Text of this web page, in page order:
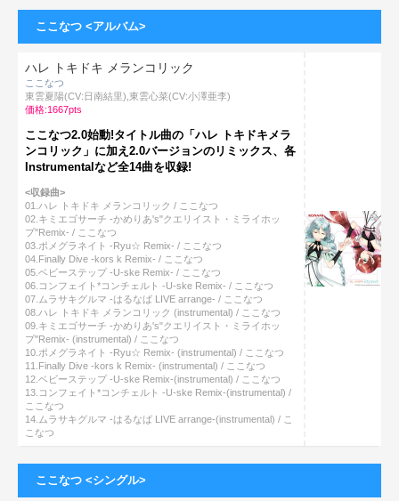
ここなつ <アルバム>
ハレ トキドキ メランコリック
ここなつ
東雲夏陽(CV:日南結里),東雲心菜(CV:小澤亜李)
価格:1667pts
ここなつ2.0始動!タイトル曲の「ハレ トキドキメラ
ンコリック」に加え2.0バージョンのリミックス、各
Instrumentalなど全14曲を収録!
<収録曲>
01.ハレ トキドキ メランコリック / ここなつ
02.キミエゴサーチ -かめりあ's"クエリイスト・ミライホッ
プ"Remix- / ここなつ
03.ポメグラネイト -Ryu☆ Remix- / ここなつ
04.Finally Dive -kors k Remix- / ここなつ
05.ベビーステップ -U-ske Remix- / ここなつ
06.コンフェイト*コンチェルト -U-ske Remix- / ここなつ
07.ムラサキグルマ -はるなば LIVE arrange- / ここなつ
08.ハレ トキドキ メランコリック (instrumental) / ここなつ
09.キミエゴサーチ -かめりあ's"クエリイスト・ミライホッ
プ"Remix- (instrumental) / ここなつ
10.ポメグラネイト -Ryu☆ Remix- (instrumental) / ここなつ
11.Finally Dive -kors k Remix- (instrumental) / ここなつ
12.ベビーステップ -U-ske Remix-(instrumental) / ここなつ
13.コンフェイト*コンチェルト -U-ske Remix-(instrumental) /
ここなつ
14.ムラサキグルマ -はるなば LIVE arrange-(instrumental) / こ
こなつ
ここなつ <シングル>